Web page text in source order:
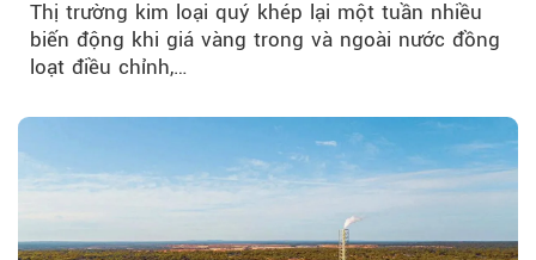
Thị trường kim loại quý khép lại một tuần nhiều
biến động khi giá vàng trong và ngoài nước đồng
loạt điều chỉnh,…